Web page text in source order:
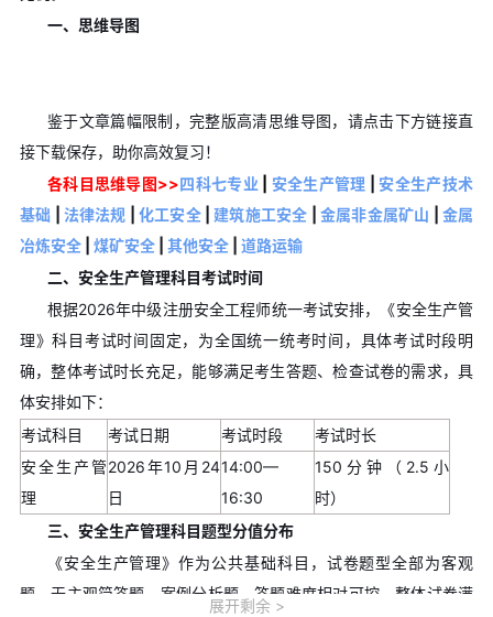
一、思维导图
鉴于文章篇幅限制，完整版高清思维导图，请点击下方链接直
接下载保存，助你高效复习！
各科目思维导图>>四科七专业 安全生产管理 |安全生产技术
基础
法律法规 |化工安全|建筑施工安全 金属非金属矿山
金属
冶炼安全| 煤矿安全| 其他安全| 道路运输
二、安全生产管理科目考试时间
根据2026年中级注册安全工程师统一考试安排，《安全生产管
理》科目考试时间固定，为全国统一统考时间，具体考试时段明
确，整体考试时长充足，能够满足考生答题、检查试卷的需求，具
体安排如下：
考试科目
考试日期 考试时段
考试时长
安全生产管
理
2026年10月24
日
14:00—
16:30
150分钟（2.5小
时）
三、安全生产管理科目题型分值分布
《安全生产管理》作为公共基础科目，试卷题型全部为客观
题，无主观简答题、案例分析题，答题难度相对可控，整体试卷满
展开剩余